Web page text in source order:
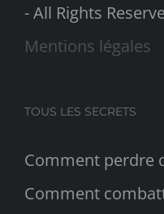
- All Rights
Mentions légales
TOUS LES SECRETS
Comment perdre
Comment